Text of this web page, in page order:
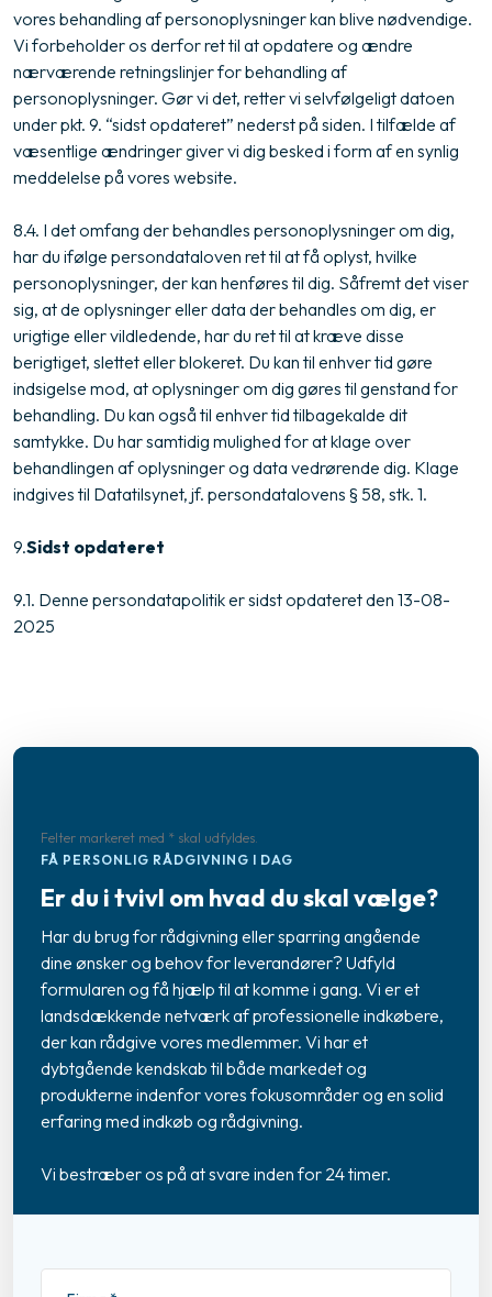
vores behandling af personoplysninger kan blive nødvendige.
Vi forbeholder os derfor ret til at opdatere og ændre
nærværende retningslinjer for behandling af
personoplysninger. Gør vi det, retter vi selvfølgeligt datoen
under pkt. 9. “sidst opdateret” nederst på siden. I tilfælde af
væsentlige ændringer giver vi dig besked i form af en synlig
meddelelse på vores website.
8.4. I det omfang der behandles personoplysninger om dig,
har du ifølge persondataloven ret til at få oplyst, hvilke
personoplysninger, der kan henføres til dig. Såfremt det viser
sig, at de oplysninger eller data der behandles om dig, er
urigtige eller vildledende, har du ret til at kræve disse
berigtiget, slettet eller blokeret. Du kan til enhver tid gøre
indsigelse mod, at oplysninger om dig gøres til genstand for
behandling. Du kan også til enhver tid tilbagekalde dit
samtykke. Du har samtidig mulighed for at klage over
behandlingen af oplysninger og data vedrørende dig. Klage
indgives til Datatilsynet, jf. persondatalovens § 58, stk. 1.
9.​Sidst opdateret
9.1. Denne persondatapolitik er sidst opdateret den 13-08-
2025
Felter markeret med * skal udfyldes.​
FÅ PERSONLIG RÅDGIVNING I DAG
Er du i tvivl om hvad du skal vælge?
Har du brug for rådgivning eller sparring angående
dine ønsker og behov for leverandører? Udfyld
formularen og få hjælp til at komme i gang. Vi er et
landsdækkende netværk af professionelle indkøbere,
der kan rådgive vores medlemmer. Vi har et
dybtgående kendskab til både markedet og
produkterne indenfor vores fokusområder og en solid
erfaring med indkøb og rådgivning.​
Vi bestræber os på at svare inden for 24 timer.